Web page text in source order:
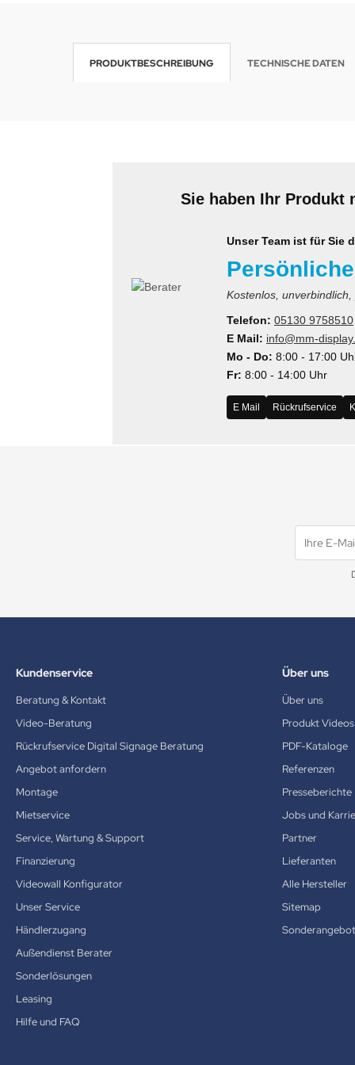
PRODUKTBESCHREIBUNG TECHNISCHE DATEN
Sie haben Ihr Produkt
Unser Team ist für Sie
Kostenlos,
Telefon: 05130 9758510
E Mail: info@mm-
Mo - Do: 8:00 - 17:00
Fr: 8:00 - 14:00 Uhr
E Mail Rückrufservice
Kundenservice
Beratung & Kontakt
Video-Beratung
Rückrufservice Digital Signage Beratung
Angebot anfordern
Montage
Mietservice
Service, Wartung & Support
Finanzierung
Videowall Konfigurator
Unser Service
Händlerzugang
Außendienst Berater
Sonderlösungen
Leasing
Hilfe und FAQ
Über uns
Über uns
Produkt Videos
PDF-Kataloge
Referenzen
Presseberichte
Jobs und
Partner
Lieferanten
Alle Hersteller
Sitemap